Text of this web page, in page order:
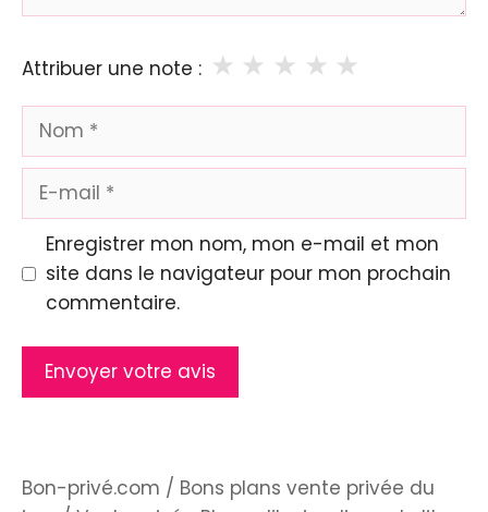
Attribuer une note : ★
★
★
★
★
Nom
Enregistrer mon nom, mon e-mail et mon
site dans le navigateur pour mon prochain
commentaire.
Bon-privé.com / Bons plans vente privée du